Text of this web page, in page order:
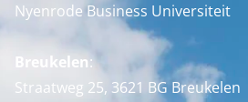
Nyenrode Business Universiteit
Breukelen:
Straatweg 25, 3621 BG Breukelen